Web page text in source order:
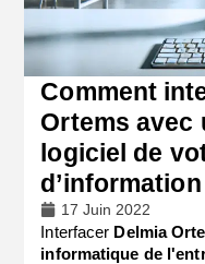
Comment
Ortems avec
logiciel de
17 Juin 2022
Interfacer Delmia
informatique de